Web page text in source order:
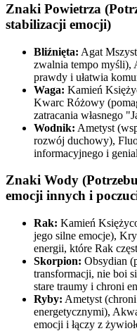
Znaki Powietrza
stabilizacji emocji)
Bliźnięta: Agat
zwalnia tempo myśli),
prawdy i ułatwia
Waga: Kamień
Kwarc Różowy
zatracania własnego
Wodnik: Ametyst
rozwój duchowy),
informacyjnego i
Znaki Wody
emocji innych i
Rak: Kamień
jego silne emocje),
energii, które Rak
Skorpion: Obsydian
transformacji, nie boi
stare traumy i chroni
Ryby: Ametyst
energetycznymi),
emocji i łączy z